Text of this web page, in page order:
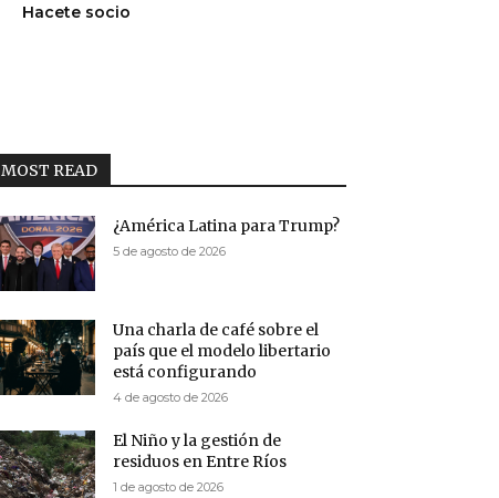
Hacete socio
MOST READ
¿América Latina para Trump?
5 de agosto de 2026
Una charla de café sobre el
país que el modelo libertario
está configurando
4 de agosto de 2026
El Niño y la gestión de
residuos en Entre Ríos
1 de agosto de 2026